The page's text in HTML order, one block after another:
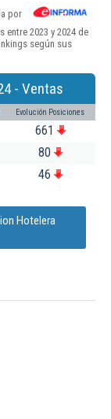
por
2023 y 2024 de
según sus
- Ventas
Evolución Posiciones
661
80
46
Hotelera